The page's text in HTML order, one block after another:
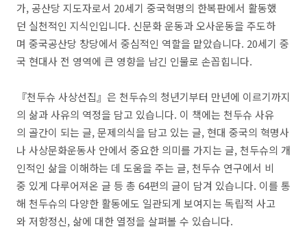
가, 공산당 지도자로서 20세기 중국혁명의 한복판에서 활동했
던 실천적인 지식인입니다. 신문화 운동과 오사운동을 주도하
며 중국공산당 창당에서 중심적인 역할을 맡았습니다. 20세기 중
국 현대사 전 영역에 큰 영향을 남긴 인물로 손꼽힙니다.
『천두슈 사상선집』은 천두슈의 청년기부터 만년에 이르기까지
의 삶과 사유의 역정을 담고 있습니다. 이 책에는 천두슈 사유
의 골간이 되는 글, 문제의식을 담고 있는 글, 현대 중국의 혁명사
나 사상문화운동사 안에서 중요한 의미를 가지는 글, 천두슈의 개
인적인 삶을 이해하는 데 도움을 주는 글, 천두슈 연구에서 비
중 있게 다루어져온 글 등 총 64편의 글이 담겨 있습니다. 이를 통
해 천두슈의 다양한 활동에도 일관되게 보여지는 독립적 사고
와 저항정신, 삶에 대한 열정을 살펴볼 수 있습니다.